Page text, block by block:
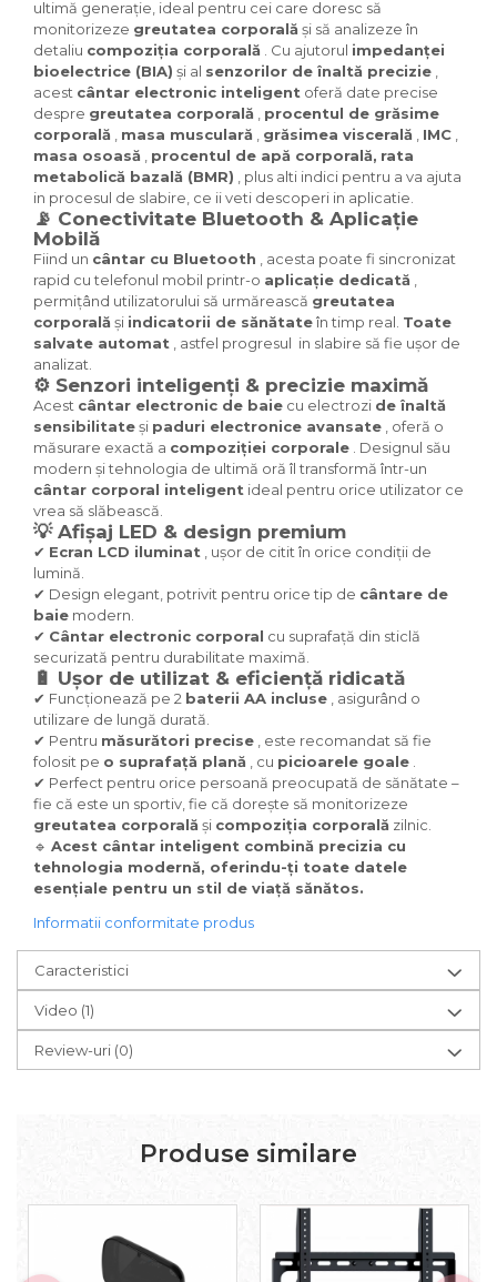
ultimă generație, ideal pentru cei care doresc să
monitorizeze greutatea corporală și să analizeze în
detaliu compoziția corporală . Cu ajutorul impedanței
bioelectrice (BIA) și al senzorilor de înaltă precizie
acest cântar electronic inteligent oferă date precise
despre greutatea corporală
procentul de grăsime
corporală
masa musculară grăsimea viscerală IMC
masa osoasă
procentul de apă corporală, rata
metabolică bazală (BMR) , plus alti indici pentru a va ajuta
in procesul de slabire, ce ii veti descoperi in aplicatie.
📡 Conectivitate Bluetooth & Aplicație
Mobilă
Fiind un cântar cu Bluetooth , acesta poate fi sincronizat
rapid cu telefonul mobil printr-o aplicație dedicată
permițând utilizatorului să urmărească greutatea
corporală și indicatorii de sănătateîn timp real. Toate
salvate automat , astfel progresul in slabire să fie ușor de
analizat.
⚙️ Senzori inteligenți & precizie maximă
Acest cântar electronic de baie cu electrozi de înaltă
sensibilitateși paduri electronice avansate , oferă o
măsurare exactă a compoziției corporale . Designul său
modern și tehnologia de ultimă oră îl transformă într-un
cântar corporal inteligent ideal pentru orice utilizator ce
vrea să slăbească.
💡 Afișaj LED & design premium
✔ Ecran LCD iluminat , ușor de citit în orice condiții de
lumină.
✔ Design elegant, potrivit pentru orice tip de cântare de
baie modern.
✔ Cântar electronic corporal cu suprafață din sticlă
securizată pentru durabilitate maximă.
🔋 Ușor de utilizat & eficiență ridicată
✔ Funcționează pe 2 baterii AA incluse , asigurând o
utilizare de lungă durată.
✔ Pentru măsurători precise , este recomandat să fie
folosit pe o suprafață plană , cu picioarele goale
✔ Perfect pentru orice persoană preocupată de sănătate –
fie că este un sportiv, fie că dorește să monitorizeze
greutatea corporală și compoziția corporală zilnic.
🔹 Acest cântar inteligent combină precizia cu
tehnologia modernă, oferindu-ți toate datele
esențiale pentru un stil de viață sănătos.
Informatii conformitate produs
Caracteristici
Video (1)
Review-uri (0)
Produse similare